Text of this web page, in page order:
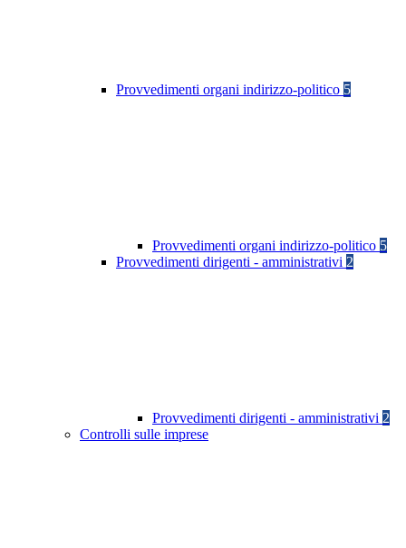
Provvedimenti organi indirizzo-politico 5
Provvedimenti organi indirizzo-politico 5
Provvedimenti dirigenti - amministrativi 2
Provvedimenti dirigenti - amministrativi 2
Controlli sulle imprese